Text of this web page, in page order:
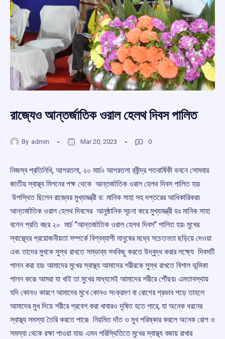
রাজ্যেও আন্তর্জাতিক ওরাল হেলথ দিবস পালিত
By admin Mar 20, 2023 0
নিজস্ব প্রতিনিধি, আগরতলা, ২০ মার্চ৷৷ আগরতলা রবীন্দ্র শতবার্ষিকী ভবনে সোমবার
জাতীয় স্বাস্থ্য মিশনের পক্ষ থেকে আন্তর্জাতিক ওরাল হেলথ দিবস পালিত হয়৷
উপস্থিত ছিলেন রাজ্যের মুখ্যমন্ত্রী ড: মানিক সাহা সহ দপ্তরের আধিকারিকরা৷
আন্তর্জাতিক ওরাল হেলথ দিবসের আনুষ্ঠানিক সূচনা করে মুখ্যমন্ত্রী ডঃ মানিক সাহা
বলেন প্রতি বছর ২০ মার্চ ’’আন্তর্জাতিক ওরাল হেলথ দিবস’’ পালিত হয়৷ মুখের
স্বাস্থ্যের প্রয়োজনীয়তা সম্পর্কে বিশ্বব্যাপী মানুষের মধ্যে সচেতনতা ছড়িয়ে দেওয়া
এবং তাদের মুখকে সুস্থ রাখতে সম্ভাব্য সবকিছু করতে উদ্বুদ্ধ করার লক্ষ্যে দিবসটি
পালন করা হয়৷ আমাদের মুখের স্বাস্থ্য আমাদের শরীরকে সুস্থ রাখতে বিশাল ভূমিকা
পালন করে৷ আমরা যা খাই তা মুখের মাধ্যমেই আমাদের শরীরে পৌঁছয়৷ এমতাবস্থায়
যদি কোনও কারণে আমাদের মুখে কোনও সংক্রমণ বা রোগের প্রভাব পড়ে তাহলে
আমাদের মুখ দিয়ে শরীরে প্রবেশ করা খাবারও দূষিত হতে পারে, যা অনেক ধরনের
স্বাস্থ্য সমস্যা তৈরি করতে পারে৷ নিয়মিত দাঁত ও মুখ পরিষ্কার করলে অনেক রোগ ও
সমস্যা থেকে রক্ষা পাওয়া যায়৷ এমন পরিস্থিতিতে মুখের স্বাস্থ্য বজায় রাখার